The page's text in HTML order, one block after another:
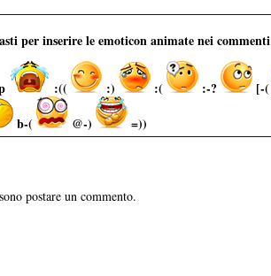
per inserire le emoticon animate nei commenti
:(( :) :( :-?
[-(
b-( @-) =))
postare un commento.